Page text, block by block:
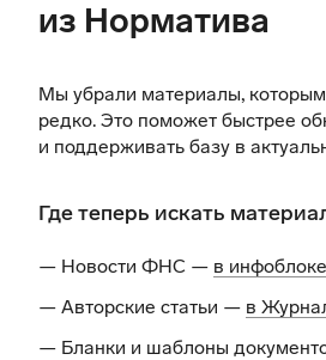
из Норматива
Мы убрали материалы,
редко. Это поможет быстрее
и поддерживать базу в
Где теперь искать
— Новости ФНС — в
— Авторские статьи — в
— Бланки и шаблоны